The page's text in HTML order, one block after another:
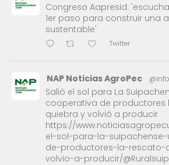
Congreso Aapresid:
1er paso para construir una
sustentable'
Twitter
NAP Noticias AgroPec
Salió el sol para La
cooperativa de productores
quiebra y volvió a producir
https://
el-sol-para-la-
de-productores-la-
volvio-a-producir/